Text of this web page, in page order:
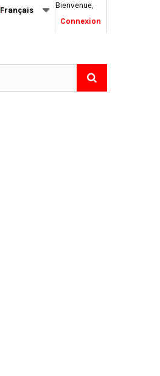
Bienvenue,
Connexion
Français